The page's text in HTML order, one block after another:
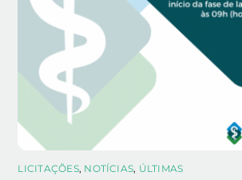
LICITAÇÕES, NOTÍCIAS, ÚLTIMAS